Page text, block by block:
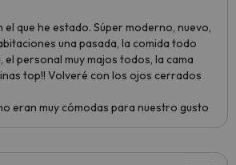
el que he estado. Súper moderno, nuevo,
una pasada, la comida todo
el personal muy majos todos, la cama
top!! Volveré con los ojos cerrados
eran muy cómodas para nuestro gusto